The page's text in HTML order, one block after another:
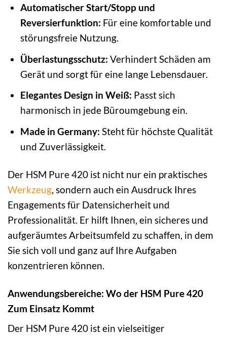
Automatischer Start/Stopp und
Reversierfunktion: Für eine komfortable und
störungsfreie Nutzung.
Überlastungsschutz: Verhindert Schäden am
Gerät und sorgt für eine lange Lebensdauer.
Elegantes Design in Weiß: Passt sich
harmonisch in jede Büroumgebung ein.
Made in Germany: Steht für höchste Qualität
und Zuverlässigkeit.
Der HSM Pure 420 ist nicht nur ein praktisches
Werkzeug, sondern auch ein Ausdruck Ihres
Engagements für Datensicherheit und
Professionalität. Er hilft Ihnen, ein sicheres und
aufgeräumtes Arbeitsumfeld zu schaffen, in dem
Sie sich voll und ganz auf Ihre Aufgaben
konzentrieren können.
Anwendungsbereiche: Wo der HSM Pure 420
Zum Einsatz Kommt
Der HSM Pure 420 ist ein vielseitiger